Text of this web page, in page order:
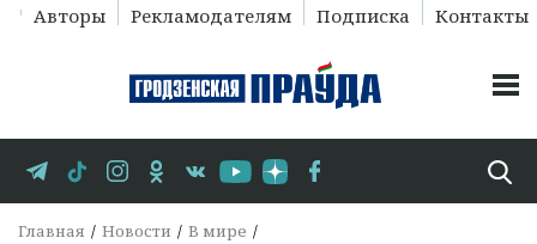
Авторы Рекламодателям Подписка Контакты
Главная Новости В мире